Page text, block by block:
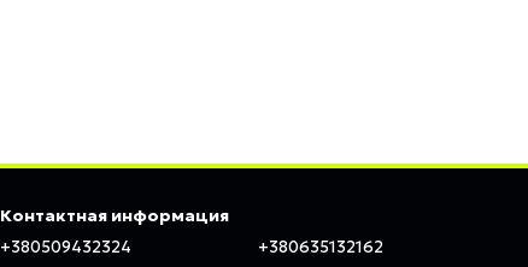
Контактная информация
+380509432324 +380635132162